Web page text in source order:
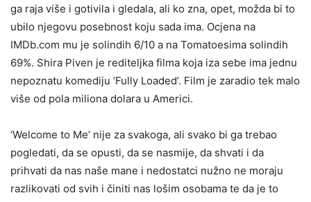
ga raja više i gotivila i gledala, ali ko zna, opet, možda bi to
ubilo njegovu posebnost koju sada ima. Ocjena na
IMDb.com mu je solindih 6/10 a na Tomatoesima solindih
69%. Shira Piven je rediteljka filma koja iza sebe ima jednu
nepoznatu komediju ‘Fully Loaded’. Film je zaradio tek malo
više od pola miliona dolara u Americi.
‘Welcome to Me’ nije za svakoga, ali svako bi ga trebao
pogledati, da se opusti, da se nasmije, da shvati i da
prihvati da nas naše mane i nedostatci nužno ne moraju
razlikovati od svih i činiti nas lošim osobama te da je to